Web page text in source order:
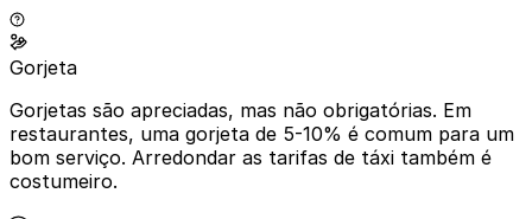
Gorjeta
Gorjetas são apreciadas, mas não obrigatórias. Em
restaurantes, uma gorjeta de 5-10% é comum para um
bom serviço. Arredondar as tarifas de táxi também é
costumeiro.